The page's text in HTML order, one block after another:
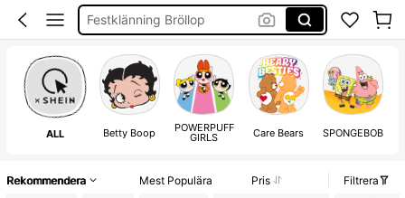
Boho Klänning
Western Outfit Women
Blusar
Fest Klänning Bröllop
Set 2 Piece Set Women
ALL Betty Boop POWERPUFF
GIRLS Care Bears SPONGEBOB
Rekommendera Mest Populära Pris
Filtrera